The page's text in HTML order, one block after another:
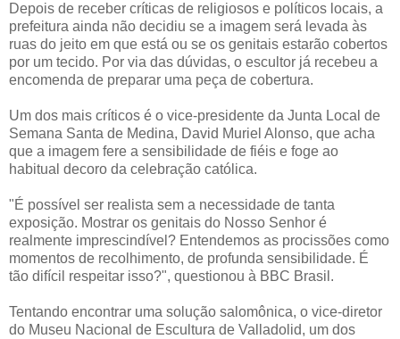
Depois de receber críticas de religiosos e políticos locais, a
prefeitura ainda não decidiu se a imagem será levada às
ruas do jeito em que está ou se os genitais estarão cobertos
por um tecido. Por via das dúvidas, o escultor já recebeu a
encomenda de preparar uma peça de cobertura.
Um dos mais críticos é o vice-presidente da Junta Local de
Semana Santa de Medina, David Muriel Alonso, que acha
que a imagem fere a sensibilidade de fiéis e foge ao
habitual decoro da celebração católica.
"É possível ser realista sem a necessidade de tanta
exposição. Mostrar os genitais do Nosso Senhor é
realmente imprescindível? Entendemos as procissões como
momentos de recolhimento, de profunda sensibilidade. É
tão difícil respeitar isso?", questionou à BBC Brasil.
Tentando encontrar uma solução salomônica, o vice-diretor
do Museu Nacional de Escultura de Valladolid, um dos